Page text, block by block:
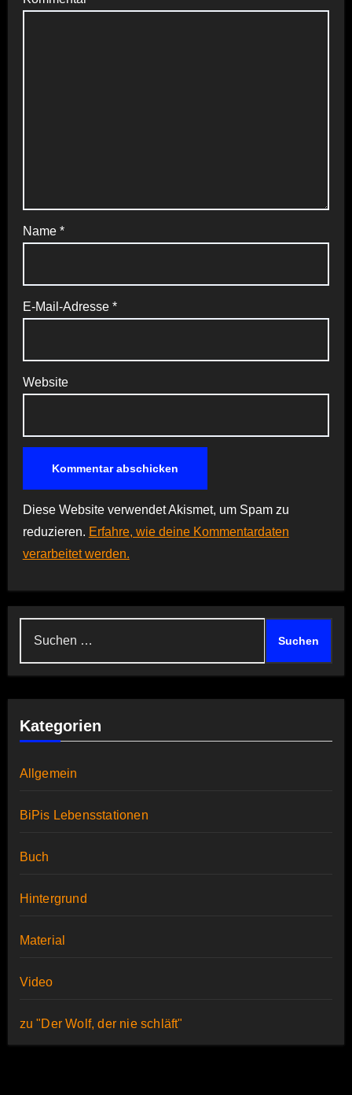
Name *
E-Mail-Adresse *
Website
Diese Website verwendet Akismet, um Spam zu
reduzieren. Erfahre, wie deine Kommentardaten
verarbeitet werden.
Kategorien
Allgemein
BiPis Lebensstationen
Buch
Hintergrund
Material
Video
zu "Der Wolf, der nie schläft"